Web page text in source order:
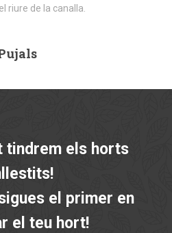
riure de la canalla.
tindrem els horts
el primer en
el teu hort!